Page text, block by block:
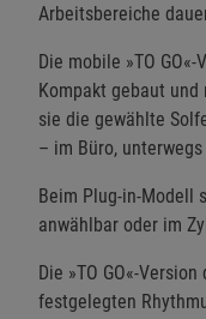
Arbeitsbereiche
Die mobile »TO
Kompakt gebaut
sie die gewählte
– im Büro,
Beim Plug-in-Modell
anwählbar oder im
Die »TO GO«-
festgelegten